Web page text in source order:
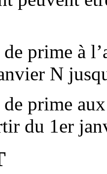
prime à
N
de prime
du 1er